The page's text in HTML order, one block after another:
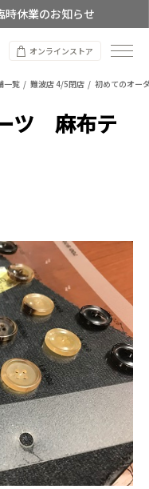
時休業のお知らせ
ーダースーツ
オンラインストア
一覧 難波店 4/5閉店 初めてのオー
ツ 麻布テ